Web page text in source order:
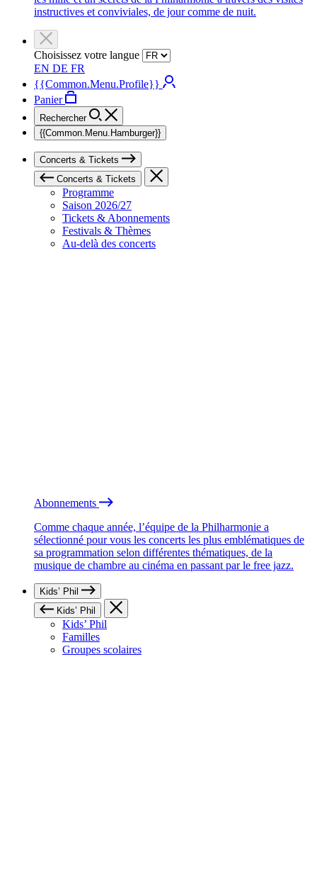
instructives et conviviales, de jour comme de nuit.
Choisissez votre langue
EN DE FR
{{Common.Menu.Profile}}
Panier
Rechercher
{{Common.Menu.Hamburger}}
Concerts & Tickets
Concerts & Tickets
Programme
Saison 2026/27
Tickets & Abonnements
Festivals & Thèmes
Au-delà des concerts
Abonnements
Comme chaque année, l’équipe de la Philharmonie a
sélectionné pour vous les concerts les plus emblématiques de
sa programmation selon différentes thématiques, de la
musique de chambre au cinéma en passant par le free jazz.
Kids’ Phil
Kids’ Phil
Kids’ Phil
Familles
Groupes scolaires